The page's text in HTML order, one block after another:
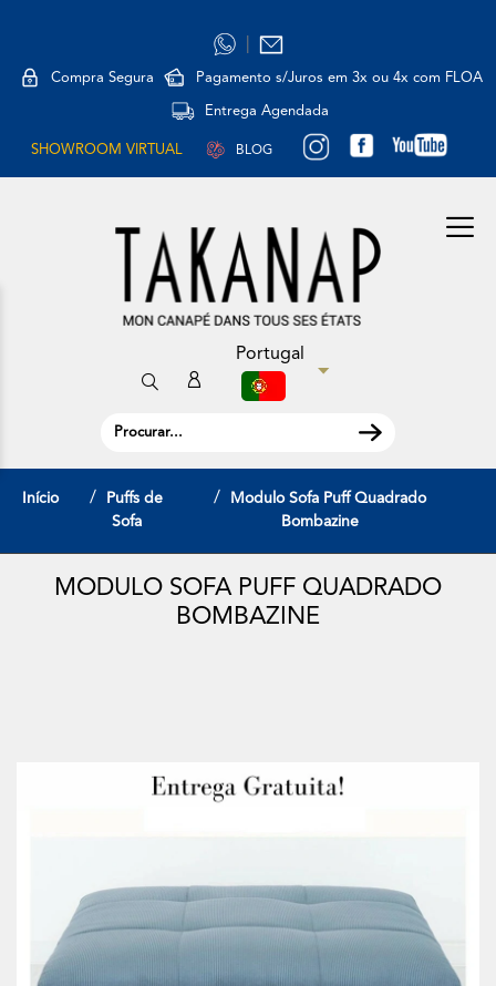
Compra Segura Pagamento s/Juros em 3x ou 4x com FLOA
Entrega Agendada
SHOWROOM VIRTUAL BLOG
Portugal
Início
Puffs de
Sofa
Modulo Sofa Puff Quadrado
Bombazine
MODULO SOFA PUFF QUADRADO
BOMBAZINE